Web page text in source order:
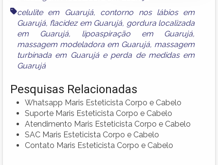
celulite em Guarujá, contorno nos lábios em
Guarujá, flacidez em Guarujá, gordura localizada
em Guarujá, lipoaspiração em Guarujá,
massagem modeladora em Guarujá, massagem
turbinada em Guarujáe perda de medidas em
Guarujá
Pesquisas Relacionadas
Whatsapp Maris Esteticista Corpo e Cabelo
Suporte Maris Esteticista Corpo e Cabelo
Atendimento Maris Esteticista Corpo e Cabelo
SAC Maris Esteticista Corpo e Cabelo
Contato Maris Esteticista Corpo e Cabelo